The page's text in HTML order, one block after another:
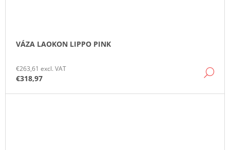
VÁZA LAOKON LIPPO PINK
€263,61 excl. VAT
€318,97